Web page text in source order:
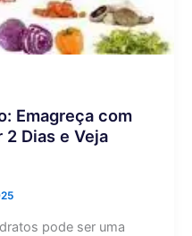
Emagreça com
Dias e Veja
pode ser uma